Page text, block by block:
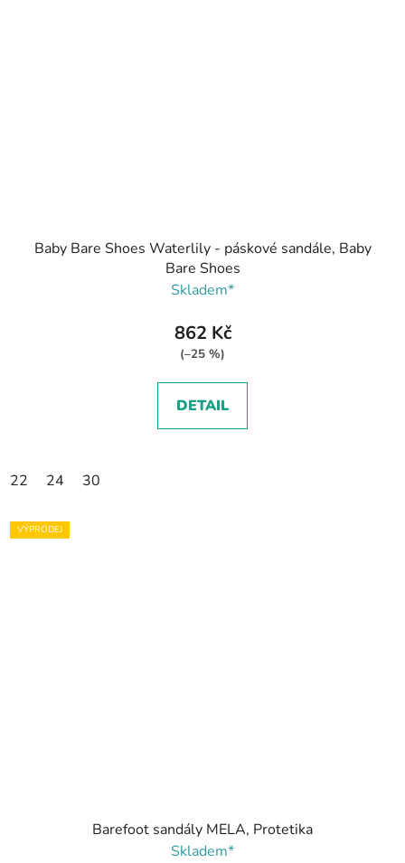
Baby Bare Shoes Waterlily - páskové sandále, Baby
Bare Shoes
Skladem*
862 Kč
(–25 %)
DETAIL
22 24 30
VÝPRODEJ
Barefoot sandály MELA, Protetika
Skladem*